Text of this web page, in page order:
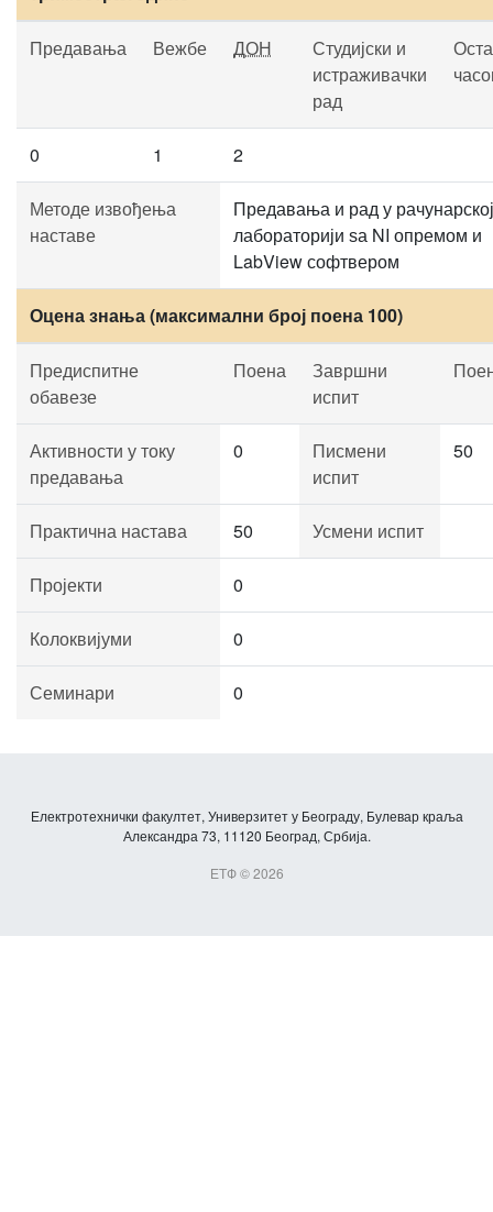
Предавања Вежбе ДОН
Студијски и
истраживачки
рад
0 1 2
Методе извођења
наставе
Предавања и рад у рачунарској
лабораторији ѕа NI опремом и
LabView софтвером
Оцена знања (максимални број поена 100)
Предиспитне
обавезе
Поена
Завршни
испит
Активности у току
предавања
0
Писмени
испит
50
Практична настава 50 Усмени испит
Пројекти 0
Колоквијуми 0
Семинари 0
Електротехнички факултет, Универзитет у Београду, Булевар краља
Александра 73, 11120 Београд, Србија.
ЕТФ © 2026